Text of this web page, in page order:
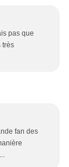
pas que
très
fan des